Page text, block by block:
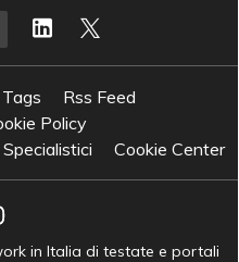
Tags
Rss Feed
Policy
Cookie Center
in Italia di testate e portali